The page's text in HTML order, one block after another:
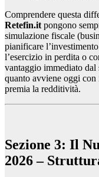
Comprendere questa
Retefin.it pongono
simulazione fiscale
pianificare
l’esercizio in perdita o
vantaggio immediato dal
quanto avviene oggi con
premia la redditività.
Sezione 3: Il
2026 –